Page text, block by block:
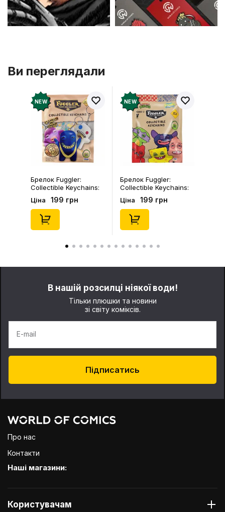
Ви переглядали
NEW
Брелок Fuggler:
Collectible Keychains:
Gold Edition: Series 3
(Blind Box: 1 з 24),
(11550)
Ціна 199 грн
NEW
Брелок Fuggler:
Collectible Keychains:
Series 2 (Blind Box: 1 з
46), (15475)
Ціна 199 грн
В нашій розсилці ніякої води!
Тільки плюшки та новини
зі світу коміксів.
E-mail
Підписатись
Про нас
Контакти
Наші магазини:
Користувачам